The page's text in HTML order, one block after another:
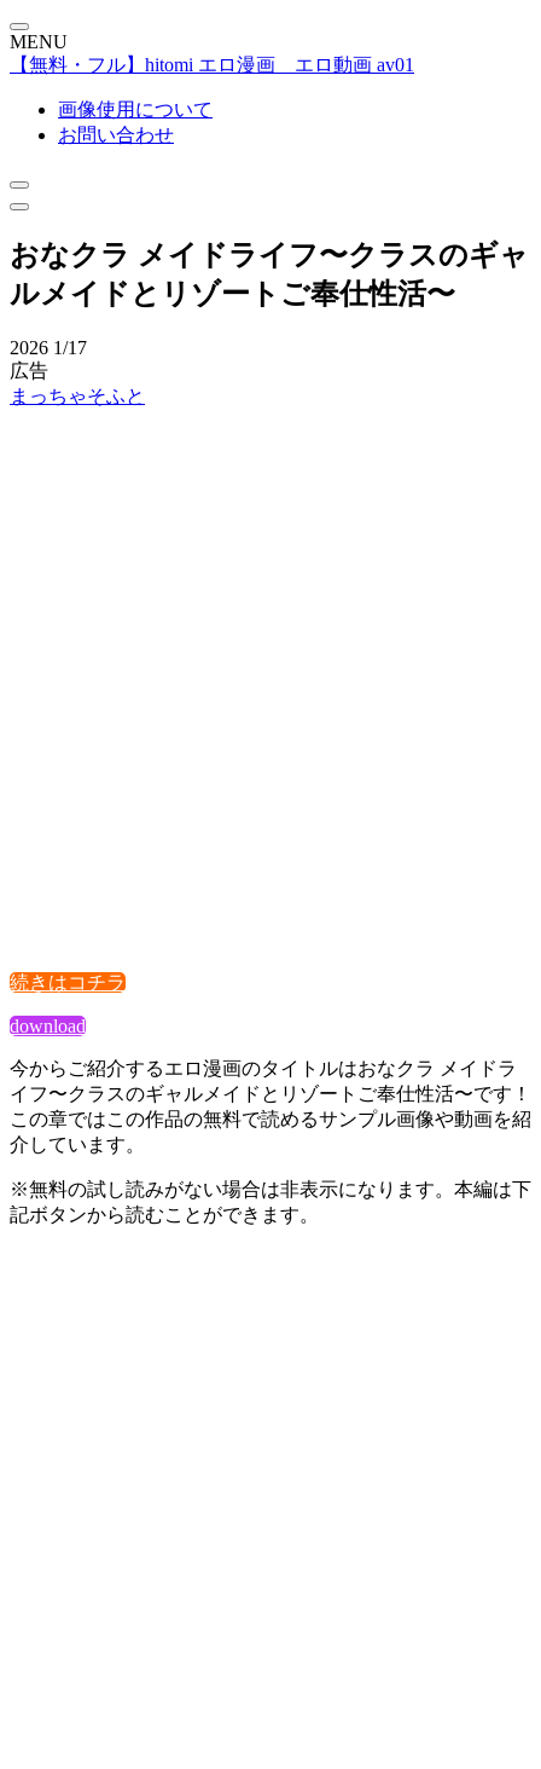
MENU
【無料・フル】hitomi エロ漫画 エロ動画 av01
画像使用について
お問い合わせ
おなクラ メイドライフ〜クラスのギャ
ルメイドとリゾートご奉仕性活〜
2026 1/17
広告
まっちゃそふと
続きはコチラ
download
今からご紹介するエロ漫画のタイトルはおなクラ メイドラ
イフ〜クラスのギャルメイドとリゾートご奉仕性活〜です！
この章ではこの作品の無料で読めるサンプル画像や動画を紹
介しています。
※無料の試し読みがない場合は非表示になります。本編は下
記ボタンから読むことができます。